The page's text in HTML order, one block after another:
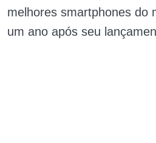
melhores smartphones do
um ano após seu